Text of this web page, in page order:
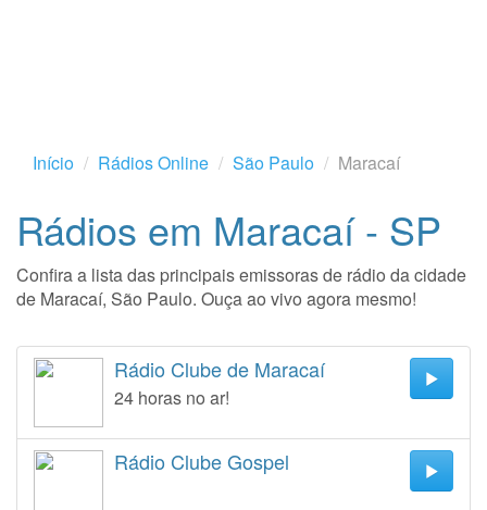
Início Rádios Online São Paulo Maracaí
Rádios em Maracaí - SP
Confira a lista das principais emissoras de rádio da cidade
de Maracaí, São Paulo. Ouça ao vivo agora mesmo!
Rádio Clube de Maracaí
24 horas no ar!
Rádio Clube Gospel